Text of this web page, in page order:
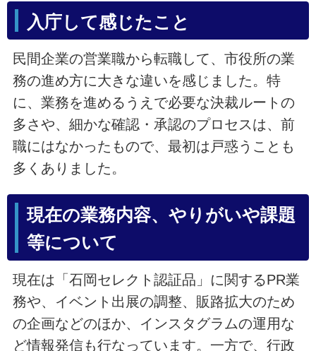
入庁して感じたこと
民間企業の営業職から転職して、市役所の業
務の進め方に大きな違いを感じました。特
に、業務を進めるうえで必要な決裁ルートの
多さや、細かな確認・承認のプロセスは、前
職にはなかったもので、最初は戸惑うことも
多くありました。
現在の業務内容、やりがいや課題
等について
現在は「石岡セレクト認証品」に関するPR業
務や、イベント出展の調整、販路拡大のため
の企画などのほか、インスタグラムの運用な
ど情報発信も行なっています。一方で、行政